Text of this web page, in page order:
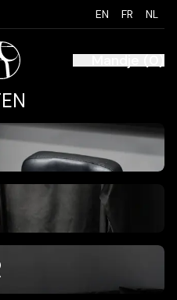
EN FR NL
Mandje(0)